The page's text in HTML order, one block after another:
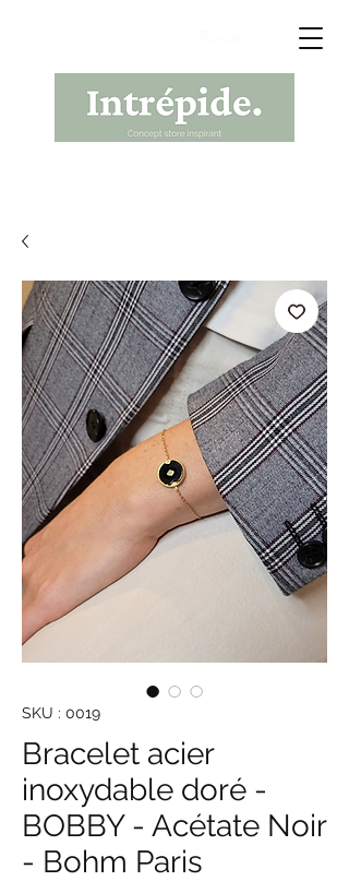
SKU : 0019
Bracelet acier
inoxydable doré -
BOBBY - Acétate Noir
- Bohm Paris